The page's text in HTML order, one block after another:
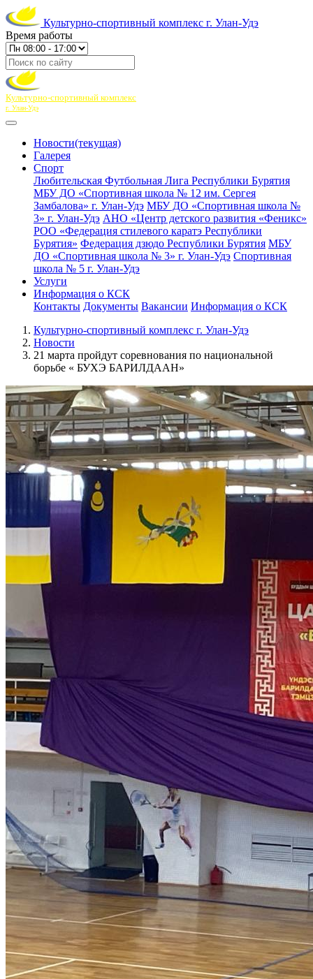
Культурно-спортивный комплекс г. Улан-Удэ
Время работы
Культурно-спортивный комплекс
г. Улан-Удэ
Новости(текущая)
Галерея
Спорт
Любительская Футбольная Лига Республики Бурятия
МБУ ДО «Спортивная школа № 12 им. Сергея
Замбалова» г. Улан-Удэ МБУ ДО «Спортивная школа №
3» г. Улан-Удэ АНО «Центр детского развития «Феникс»
РОО «Федерация стилевого каратэ Республики
Бурятия» Федерация дзюдо Республики Бурятия МБУ
ДО «Спортивная школа № 3» г. Улан-Удэ Спортивная
школа № 5 г. Улан-Удэ
Услуги
Информация о КСК
Контакты Документы Вакансии Информация о КСК
Культурно-спортивный комплекс г. Улан-Удэ
Новости
21 марта пройдут соревнования по национальной
борьбе « БУХЭ БАРИЛДААН»